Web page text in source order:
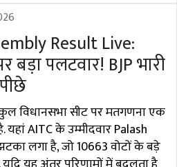
Result Live:
बड़ा पलटवार! BJP भारी
विधानसभा सीट पर मतगणना एक
AITC के उम्मीदवार Palash
लगा है, जो 10663 वोटों के बड़े